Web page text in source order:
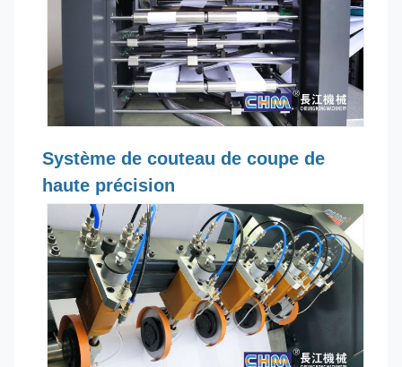
Système de couteau de coupe de
haute précision